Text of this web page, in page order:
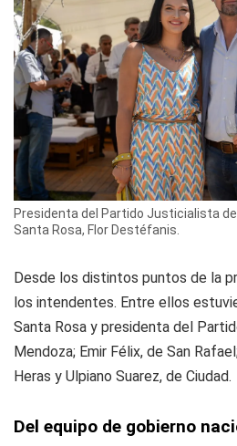
Presidenta del Partido Justicialista
Santa Rosa, Flor Destéfanis.
Desde los distintos puntos de la
los intendentes. Entre ellos
Santa Rosa y presidenta del
Mendoza; Emir Félix, de San
Heras y Ulpiano Suarez, de Ciudad.
Del equipo de gobierno